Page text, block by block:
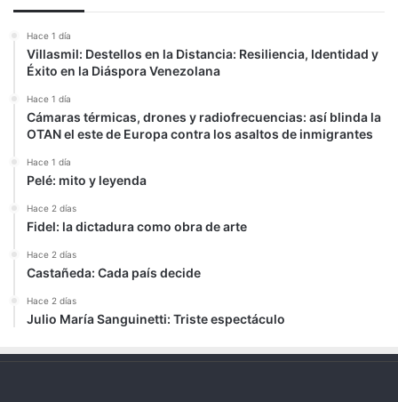
Hace 1 día
Villasmil: Destellos en la Distancia: Resiliencia, Identidad y
Éxito en la Diáspora Venezolana
Hace 1 día
Cámaras térmicas, drones y radiofrecuencias: así blinda la
OTAN el este de Europa contra los asaltos de inmigrantes
Hace 1 día
Pelé: mito y leyenda
Hace 2 días
Fidel: la dictadura como obra de arte
Hace 2 días
Castañeda: Cada país decide
Hace 2 días
Julio María Sanguinetti: Triste espectáculo